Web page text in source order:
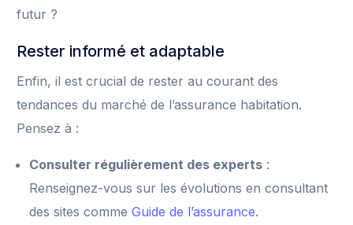
futur ?
Rester informé et adaptable
Enfin, il est crucial de rester au courant des
tendances du marché de l’assurance habitation.
Pensez à :
Consulter régulièrement des experts :
Renseignez-vous sur les évolutions en consultant
des sites commeGuide de l’assurance.